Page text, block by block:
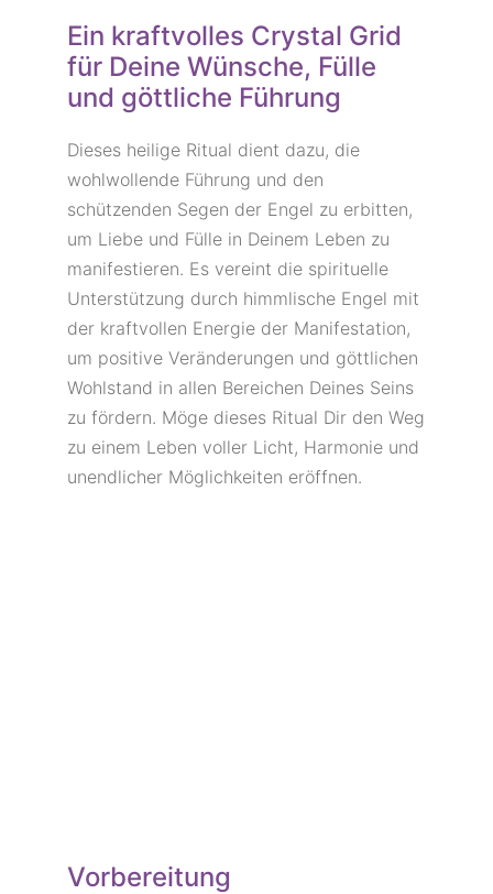
Ein kraftvolles Crystal Grid
für Deine Wünsche, Fülle
und göttliche Führung
Dieses heilige Ritual dient dazu, die
wohlwollende Führung und den
schützenden Segen der Engel zu erbitten,
um Liebe und Fülle in Deinem Leben zu
manifestieren. Es vereint die spirituelle
Unterstützung durch himmlische Engel mit
der kraftvollen Energie der Manifestation,
um positive Veränderungen und göttlichen
Wohlstand in allen Bereichen Deines Seins
zu fördern. Möge dieses Ritual Dir den Weg
zu einem Leben voller Licht, Harmonie und
unendlicher Möglichkeiten eröffnen.
Vorbereitung